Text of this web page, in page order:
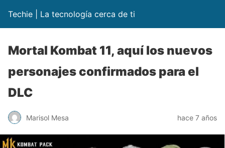
Techie | La tecnología cerca de ti
Mortal Kombat 11, aquí los nuevos
personajes confirmados para el
DLC
Marisol Mesa hace 7 años